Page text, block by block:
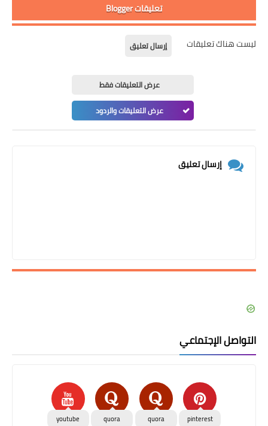
تعليقات Blogger
ليست هناك تعليقات إرسال تعليق
عرض التعليقات فقط
عرض التعليقات والردود
إرسال تعليق
التواصل الإجتماعي
pinterest
quora
quora
youtube